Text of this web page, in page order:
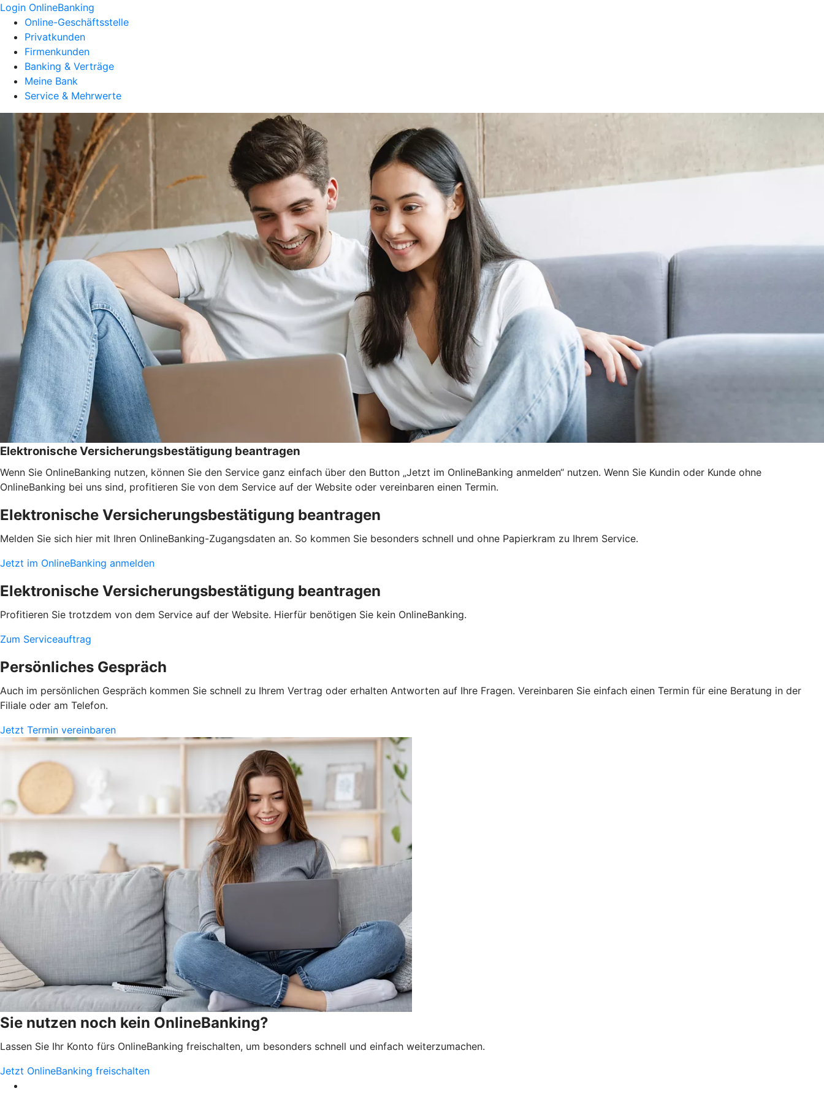
Login OnlineBanking
Online-Geschäftsstelle
Privatkunden
Firmenkunden
Banking & Verträge
Meine Bank
Service & Mehrwerte
Elektronische Versicherungsbestätigung beantragen
Wenn Sie OnlineBanking nutzen, können Sie den Service ganz einfach über den Button „Jetzt im OnlineBanking anmelden“ nutzen. Wenn Sie Kundin oder Kunde ohne
OnlineBanking bei uns sind, profitieren Sie von dem Service auf der Website oder vereinbaren einen Termin.
Elektronische Versicherungsbestätigung beantragen
Melden Sie sich hier mit Ihren OnlineBanking-Zugangsdaten an. So kommen Sie besonders schnell und ohne Papierkram zu Ihrem Service.
Jetzt im OnlineBanking anmelden
Elektronische Versicherungsbestätigung beantragen
Profitieren Sie trotzdem von dem Service auf der Website. Hierfür benötigen Sie kein OnlineBanking.
Zum Serviceauftrag
Persönliches Gespräch
Auch im persönlichen Gespräch kommen Sie schnell zu Ihrem Vertrag oder erhalten Antworten auf Ihre Fragen. Vereinbaren Sie einfach einen Termin für eine Beratung in der
Filiale oder am Telefon.
Jetzt Termin vereinbaren
Sie nutzen noch kein OnlineBanking?
Lassen Sie Ihr Konto fürs OnlineBanking freischalten, um besonders schnell und einfach weiterzumachen.
Jetzt OnlineBanking freischalten